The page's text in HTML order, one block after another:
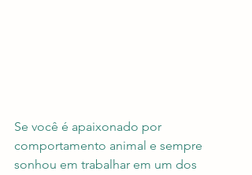
Se você é apaixonado por
comportamento animal e sempre
sonhou em trabalhar em um dos